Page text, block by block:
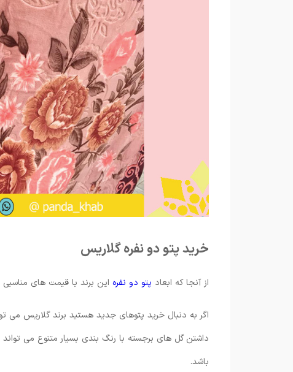
خرید پتو دو نفره گلاریس
از آنجا که ابعاد پتو دو نفره این برند با قیمت های مناسبی نیز همراه
اگر به دنبال خرید پتوهای جدید هستید برند گلاریس می
داشتن گل های برجسته با رنگ بندی بسیار متنوع می
باشد.